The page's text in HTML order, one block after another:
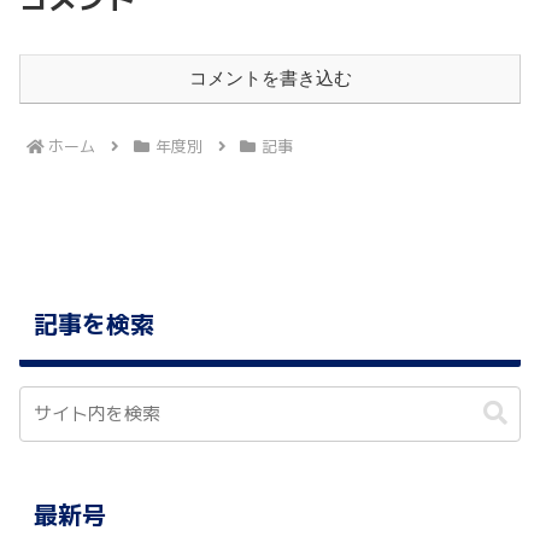
コメントを書き込む
ホーム 年度別 記事
記事を検索
最新号